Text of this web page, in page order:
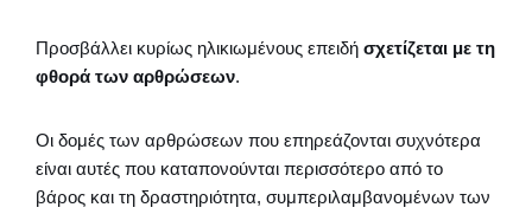
Προσβάλλει κυρίως ηλικιωμένους επειδή σχετίζεται με τη
φθορά των αρθρώσεων.
Οι δομές των αρθρώσεων που επηρεάζονται συχνότερα
είναι αυτές που καταπονούνται περισσότερο από το
βάρος και τη δραστηριότητα, συμπεριλαμβανομένων των